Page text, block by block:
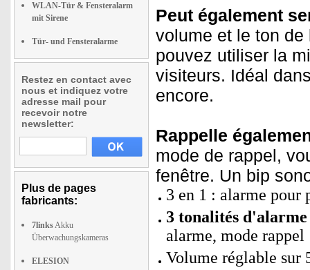
WLAN-Tür & Fensteralarm
mit Sirene
Tür- und Fensteralarme
Restez en contact avec
nous et indiquez votre
adresse mail pour
recevoir notre
newsletter:
Plus de pages
fabricants:
7linksAkku
Überwachungskameras
ELESION
Peut également
volume et le ton
pouvez utiliser la
visiteurs. Idéal
encore.
Rappelle
mode de rappel,
fenêtre. Un bip
3 en 1 : alarme pour
3 tonalités
alarme, mode rappel
Volume réglable sur